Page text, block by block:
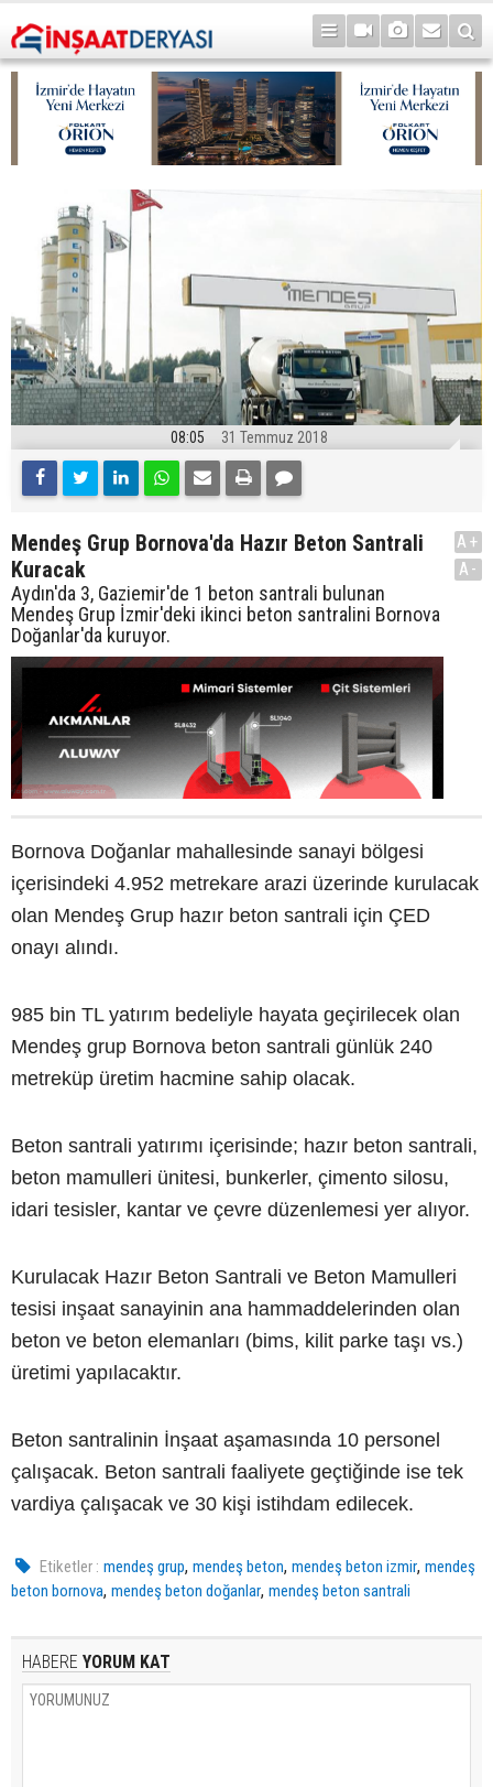
08:05 31 Temmuz 2018
Mendeş Grup Bornova'da Hazır Beton Santrali
Kuracak
Aydın'da 3, Gaziemir'de 1 beton santrali bulunan
Mendeş Grup İzmir'deki ikinci beton santralini Bornova
Doğanlar'da kuruyor.
A+
A-
Bornova Doğanlar mahallesinde sanayi bölgesi
içerisindeki 4.952 metrekare arazi üzerinde kurulacak
olan Mendeş Grup hazır beton santrali için ÇED
onayı alındı.
985 bin TL yatırım bedeliyle hayata geçirilecek olan
Mendeş grup Bornova beton santrali günlük 240
metreküp üretim hacmine sahip olacak.
Beton santrali yatırımı içerisinde; hazır beton santrali,
beton mamulleri ünitesi, bunkerler, çimento silosu,
idari tesisler, kantar ve çevre düzenlemesi yer alıyor.
Kurulacak Hazır Beton Santrali ve Beton Mamulleri
tesisi inşaat sanayinin ana hammaddelerinden olan
beton ve beton elemanları (bims, kilit parke taşı vs.)
üretimi yapılacaktır.
Beton santralinin İnşaat aşamasında 10 personel
çalışacak. Beton santrali faaliyete geçtiğinde ise tek
vardiya çalışacak ve 30 kişi istihdam edilecek.
Etiketler : mendeş grup,mendeş beton,mendeş beton izmir,mendeş
beton bornova, mendeş beton doğanlar, mendeş beton santrali
HABERE YORUM KAT